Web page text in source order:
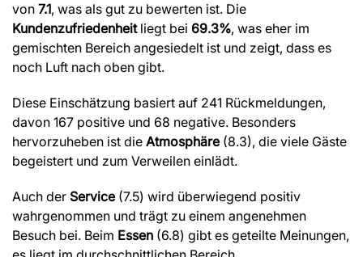
von 7.1, was als gut zu bewerten ist. Die
Kundenzufriedenheitliegt bei 69.3%, was eher im
gemischten Bereich angesiedelt ist und zeigt, dass es
noch Luft nach oben gibt.
Diese Einschätzung basiert auf 241 Rückmeldungen,
davon 167 positive und 68 negative. Besonders
hervorzuheben ist die Atmosphäre(8.3), die viele Gäste
begeistert und zum Verweilen einlädt.
Auch der Service(7.5) wird überwiegend positiv
wahrgenommen und trägt zu einem angenehmen
Besuch bei. Beim Essen (6.8) gibt es geteilte Meinungen,